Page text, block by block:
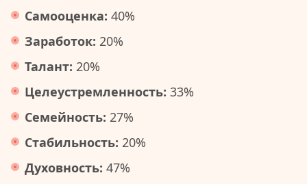
Самооценка: 40%
Заработок: 20%
Талант: 20%
Целеустремленность: 33%
Семейность: 27%
Стабильность: 20%
Духовность: 47%